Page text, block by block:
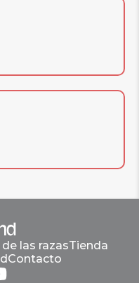
las razasTienda
Contacto